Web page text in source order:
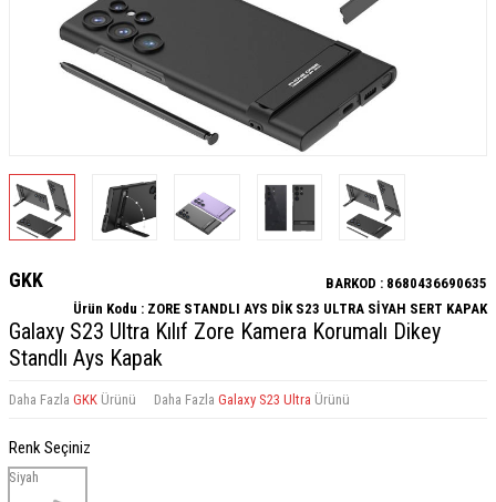
GKK BARKOD : 8680436690635
Ürün Kodu : ZORE STANDLI AYS DİK S23 ULTRA SİYAH SERT KAPAK
Galaxy S23 Ultra Kılıf Zore Kamera Korumalı Dikey
Standlı Ays Kapak
Daha Fazla GKK Ürünü Daha Fazla Galaxy S23 Ultra Ürünü
Renk Seçiniz
Siyah